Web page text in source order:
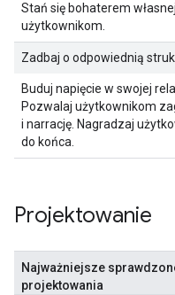
Stań się bohaterem
użytkownikom.
Zadbaj o odpowiednią
Buduj napięcie w swojej
Pozwalaj użytkownikom
i narrację. Nagradzaj
do końca.
Projektowanie
Najważniejsze
projektowania